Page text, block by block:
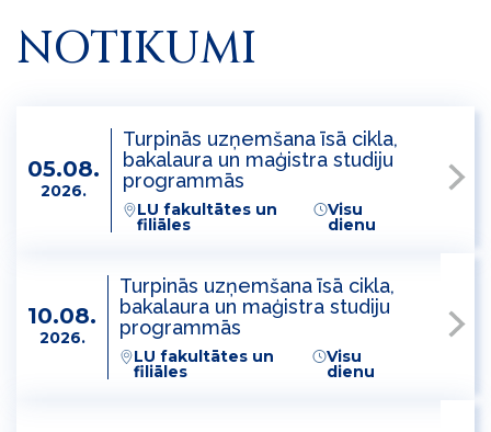
NOTIKUMI
05.08.
2026.
Turpinās uzņemšana īsā cikla,
bakalaura un maģistra studiju
programmās
LU fakultātes un
filiāles
Visu
dienu
10.08.
2026.
Turpinās uzņemšana īsā cikla,
bakalaura un maģistra studiju
programmās
LU fakultātes un
filiāles
Visu
dienu